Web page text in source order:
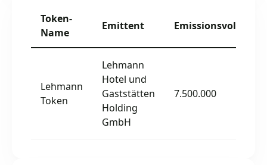
Token-
Name
Emittent Emissionsvolumen
Lehmann
Token
Lehmann
Hotel und
Gaststätten
Holding
GmbH
7.500.000